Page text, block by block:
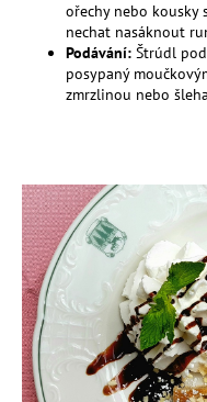
ořechy nebo kousky
nechat nasáknout
Podávání: Štrúdl
posypaný
zmrzlinou nebo